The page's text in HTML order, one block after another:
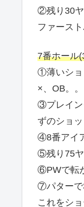
②残り30ヤ
ファース
7番ホール
①薄いショ
×、OB。
③プレイン
ずのショ
④8番アイ
⑤残り75ヤ
⑥PWで転
⑦パターで
これをシ